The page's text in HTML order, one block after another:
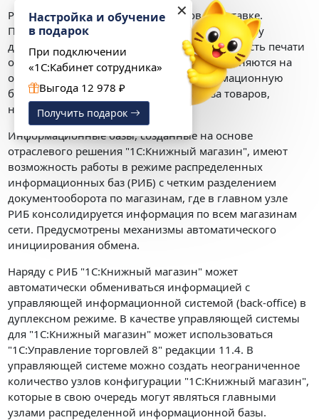
Реализован механизм учета товаров в доставке.
Предусмотрена работа через курьерскую службу
доставки или почтой. Реализована возможность печати
основных почтовых бланков. Бланки заполняются на
основании данных, внесенных в информационную
базу. Реализована возможность анализа товаров,
находящихся в доставке.
Информационные базы, созданные на основе
отраслевого решения "1С:Книжный магазин", имеют
возможность работы в режиме распределенных
информационных баз (РИБ) с четким разделением
документооборота по магазинам, где в главном узле
РИБ консолидируется информация по всем магазинам
сети. Предусмотрены механизмы автоматического
инициирования обмена.
Наряду с РИБ "1С:Книжный магазин" может
автоматически обмениваться информацией с
управляющей информационной системой (back-office) в
дуплексном режиме. В качестве управляющей системы
для "1С:Книжный магазин" может использоваться
"1С:Управление торговлей 8" редакции 11.4. В
управляющей системе можно создать неограниченное
количество узлов конфигурации "1С:Книжный магазин",
которые в свою очередь могут являться главными
узлами распределенной информационной базы.
✕
Настройка и обучение
в подарок
При подключении
«1С:Кабинет сотрудника»
Выгода 12 978 ₽
Получить подарок